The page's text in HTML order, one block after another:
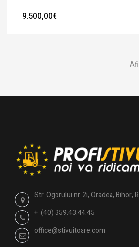
9.500,00€
Str. Ogorului nr. 2i, Oradea, Bihor,
+ (40) 359.43.44.45
office@stivuitoare.com